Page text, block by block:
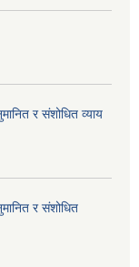
र संशोधित व्याय
र संशोधित